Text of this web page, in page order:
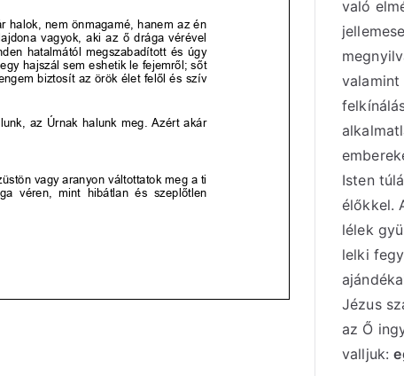
való
Isten
élőkkel.
lélek
lelki
Jézus
az Ő
valljuk: